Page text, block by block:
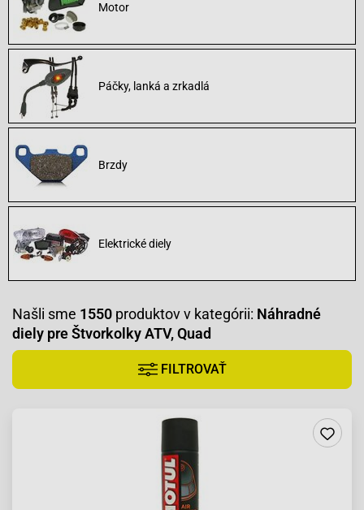
Motor
Páčky, lanká a zrkadlá
Brzdy
Elektrické diely
Našli sme 1550 produktov v kategórii: Náhradné
diely pre Štvorkolky ATV, Quad
FILTROVAŤ